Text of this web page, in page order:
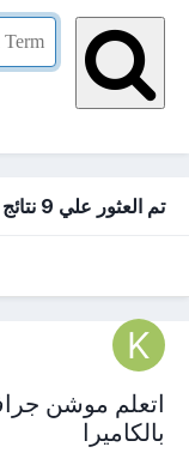
تم العثور علي 9 نتائج
بالكاميرا